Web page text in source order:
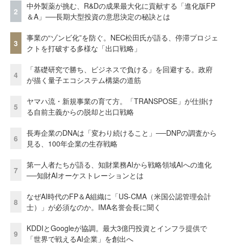
2
中外製薬が挑む、R&Dの成果最大化に貢献する「進化版FP
＆A」──長期大型投資の意思決定の秘訣とは
3
事業の“ゾンビ化”を防ぐ。NEC松田氏が語る、停滞プロジェ
クトを打破する多様な「出口戦略」
4
「基礎研究で勝ち、ビジネスで負ける」を回避する。政府
が描く量子エコシステム構築の道筋
5
ヤマハ流・新規事業の育て方。「TRANSPOSE」が仕掛け
る自前主義からの脱却と出口戦略
6
長寿企業のDNAは「変わり続けること」──DNPの調査から
見る、100年企業の生存戦略
7
第一人者たちが語る、知財業務AIから戦略領域AIへの進化
──知財AIオーケストレーションとは
8
なぜAI時代のFP＆A組織に「US-CMA（米国公認管理会計
士）」が必須なのか。IMA名誉会長に聞く
9
KDDIとGoogleが協調。最大3億円投資とインフラ提供で
「世界で戦えるAI企業」を創出へ